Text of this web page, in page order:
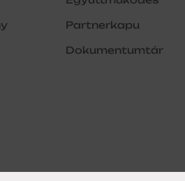
Partnerkapu
Dokumentumtár